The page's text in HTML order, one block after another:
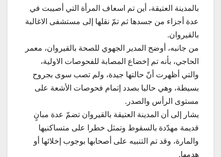
بالمدينة العتيقة، أين تم اسعاف المرأة التي أصيبت في
عدة أجزاء من جسدها ثم تمّ نقلها إلى مستشفى الاغالبة
بالقيروان.
من جانبه، أوضح المدير الجهوي للصحة بالقيروان، معمر
الحاجي، بأنه تم إخضاع المصابة للفحوصات الاولية،
والتي أظهرت أنّ حالتها جيدة، ولم تصب سوى بجروح
بسيطة، وهي حاليا بصدد إتمام فحوصات الأشعة على
مستوى الرأس والصدر.
يشار إلى أن المدينة العتيقة بالقيروان تضمّ عدة مبانٍ
قديمة مهدّدة بالسقوط وتمثل خطرا على متساكنيها
والمارة، وقد تم التنبيه على أصحابها بوجوب إخلائها أو
هدمها.